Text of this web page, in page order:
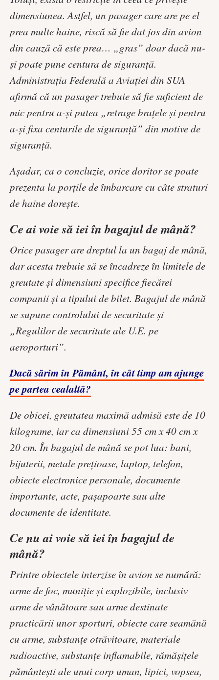
dimensiunea. Astfel, un pasager care are pe el
prea multe haine, riscă să fie dat jos din avion
din cauză că este prea… „gras” doar dacă nu-
și poate pune centura de siguranță.
Administrația Federală a Aviației din SUA
afirmă că un pasager trebuie să fie suficient de
mic pentru a-și putea „retrage brațele și pentru
a-și fixa centurile de siguranță” din motive de
siguranță.
Așadar, ca o concluzie, orice doritor se poate
prezenta la porțile de îmbarcare cu câte straturi
de haine dorește.
Ce ai voie să iei în bagajul de mână?
Orice pasager are dreptul la un bagaj de mână,
dar acesta trebuie să se încadreze în limitele de
greutate și dimensiuni specifice fiecărei
companii și a tipului de bilet. Bagajul de mână
se supune controlului de securitate și
„Regulilor de securitate ale U.E. pe
aeroporturi”.
Dacă sărim în Pământ, în cât timp am ajunge
pe partea cealaltă?
De obicei, greutatea maximă admisă este de 10
kilograme, iar ca dimensiuni 55 cm x 40 cm x
20 cm. În bagajul de mână se pot lua: bani,
bijuterii, metale preţioase, laptop, telefon,
obiecte electronice personale, documente
importante, acte, paşapoarte sau alte
documente de identitate.
Ce nu ai voie să iei în bagajul de
mână?
Printre obiectele interzise în avion se numără:
arme de foc, muniţie şi explozibile, inclusiv
arme de vânătoare sau arme destinate
practicării unor sporturi, obiecte care seamănă
cu arme, substanțe otrăvitoare, materiale
radioactive, substanțe inflamabile, rămăşiţele
pământeşti ale unui corp uman, lipici, vopsea,